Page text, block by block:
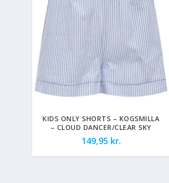
KIDS ONLY SHORTS – KOGSMILLA
– CLOUD DANCER/CLEAR SKY
149,95 kr.